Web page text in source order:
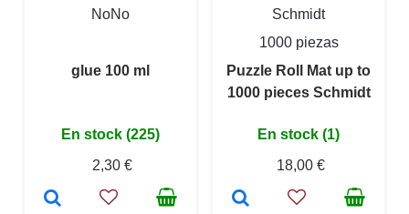
NoNo
glue 100 ml
En stock (225)
2,30 €
Schmidt
1000 piezas
Puzzle Roll Mat up to
1000 pieces Schmidt
En stock (1)
18,00 €